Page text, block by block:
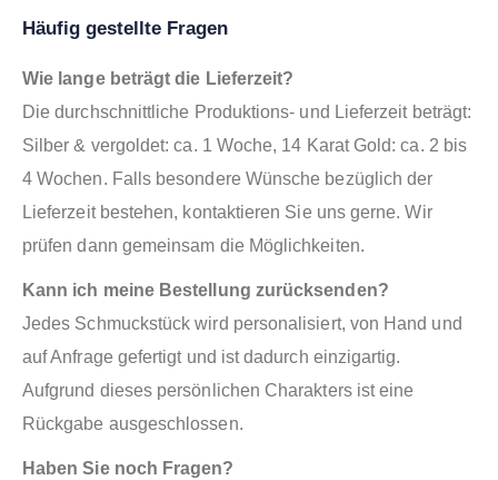
Häufig gestellte Fragen
Wie lange beträgt die Lieferzeit?
Die durchschnittliche Produktions- und Lieferzeit beträgt:
Silber & vergoldet: ca. 1 Woche, 14 Karat Gold: ca. 2 bis
4 Wochen. Falls besondere Wünsche bezüglich der
Lieferzeit bestehen, kontaktieren Sie uns gerne. Wir
prüfen dann gemeinsam die Möglichkeiten.
Kann ich meine Bestellung zurücksenden?
Jedes Schmuckstück wird personalisiert, von Hand und
auf Anfrage gefertigt und ist dadurch einzigartig.
Aufgrund dieses persönlichen Charakters ist eine
Rückgabe ausgeschlossen.
Haben Sie noch Fragen?